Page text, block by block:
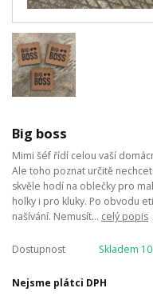
Big boss
Mimi šéf řídí celou vaší
Ale toho poznat určitě
skvěle hodí na oblečky pro
holky i pro kluky. Po obvodu
našívání. Nemusít... celý popis
Dostupnost Skladem
Nejsme plátci DPH